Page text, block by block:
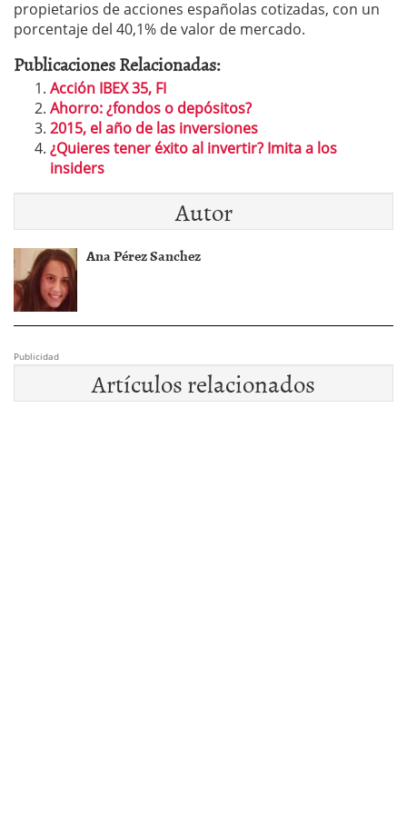
propietarios de acciones españolas cotizadas, con un
porcentaje del 40,1% de valor de mercado.
Publicaciones Relacionadas:
Acción IBEX 35, FI
Ahorro: ¿fondos o depósitos?
2015, el año de las inversiones
¿Quieres tener éxito al invertir? Imita a los
insiders
Autor
Ana Pérez Sanchez
Publicidad
Artículos relacionados